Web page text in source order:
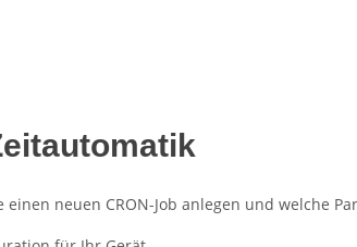
neuen CRON-Job anlegen und welche